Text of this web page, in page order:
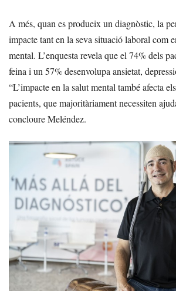
A més, quan es produeix un diagnòstic, la
impacte tant en la seva situació laboral com
mental. L’enquesta revela que el 74% dels
feina i un 57% desenvolupa ansietat,
“L’impacte en la salut mental també afecta
pacients, que majoritàriament necessiten
concloure Meléndez.